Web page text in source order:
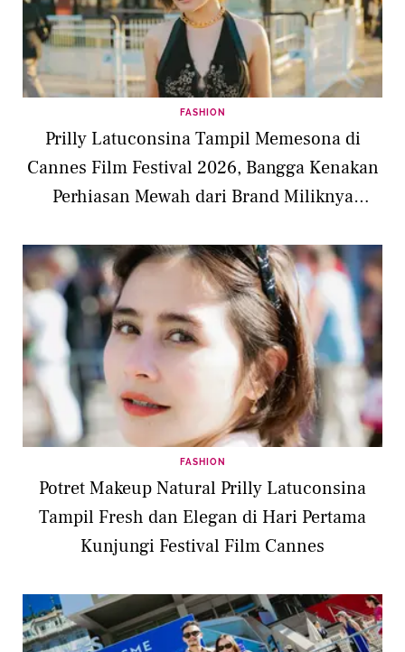
FASHION
Prilly Latuconsina Tampil Memesona di
Cannes Film Festival 2026, Bangga Kenakan
Perhiasan Mewah dari Brand Miliknya
FASHION
Potret Makeup Natural Prilly Latuconsina
Tampil Fresh dan Elegan di Hari Pertama
Kunjungi Festival Film Cannes